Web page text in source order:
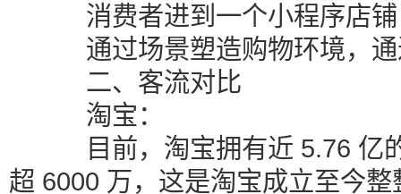
消费者进到一个小程序店铺
通过场景塑造购物环境，通
二、客流对比
淘宝：
目前，淘宝拥有近 5.76 亿
超 6000 万，这是淘宝成立至今